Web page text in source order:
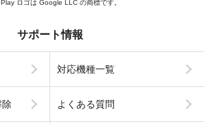
ロゴは Google LLC の商標です。
サポート情報
対応機種一覧
よくある質問